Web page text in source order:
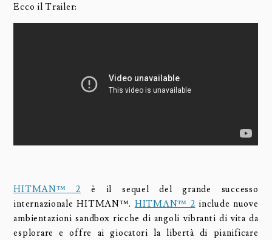
Ecco il Trailer:
HITMAN™ 2 è il sequel del grande successo
internazionale HITMAN™. HITMAN™ 2 include nuove
ambientazioni sandbox ricche di angoli vibranti di vita da
esplorare e offre ai giocatori la libertà di pianificare